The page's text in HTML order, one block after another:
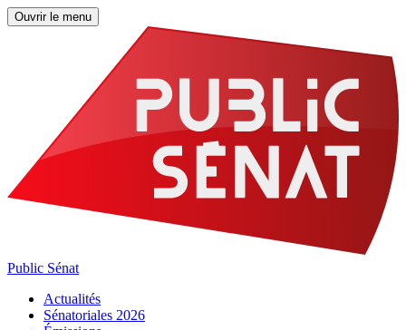
Ouvrir le menu
Public Sénat
Actualités
Sénatoriales 2026